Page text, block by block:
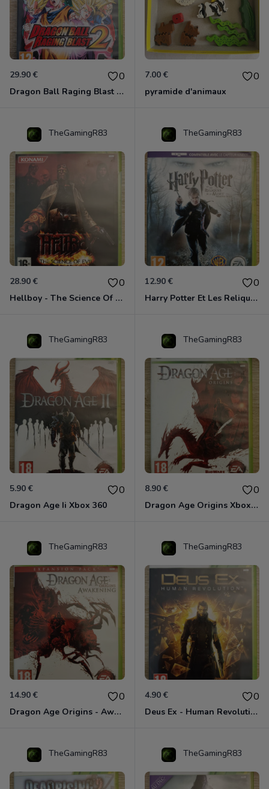
29.90 € 0
Dragon Ball Raging Blast 2 Xbox 360
7.00 € 0
pyramide d'animaux
TheGamingR83
28.90 € 0
Hellboy - The Science Of Evil Xbox 360
TheGamingR83
12.90 € 0
Harry Potter Et Les Reliques De La Mort - 1ère Partie Xbox 360
TheGamingR83
5.90 € 0
Dragon Age Ii Xbox 360
TheGamingR83
8.90 € 0
Dragon Age Origins Xbox 360
TheGamingR83
14.90 € 0
Dragon Age Origins - Awakening Xbox 360
TheGamingR83
4.90 € 0
Deus Ex - Human Revolution Xbox 360
TheGamingR83 TheGamingR83